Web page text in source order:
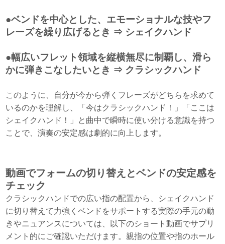
●ベンドを中心とした、エモーショナルな技やフ
レーズを繰り広げるとき ⇒ シェイクハンド
●幅広いフレット領域を縦横無尽に制覇し、滑ら
かに弾きこなしたいとき ⇒ クラシックハンド
このように、自分が今から弾くフレーズがどちらを求めて
いるのかを理解し、「今はクラシックハンド！」「ここは
シェイクハンド！」と曲中で瞬時に使い分ける意識を持つ
ことで、演奏の安定感は劇的に向上します。
動画でフォームの切り替えとベンドの安定感を
チェック
クラシックハンドでの広い指の配置から、シェイクハンド
に切り替えて力強くベンドをサポートする実際の手元の動
きやニュアンスについては、以下のショート動画でサプリ
メント的にご確認いただけます。親指の位置や指のホール